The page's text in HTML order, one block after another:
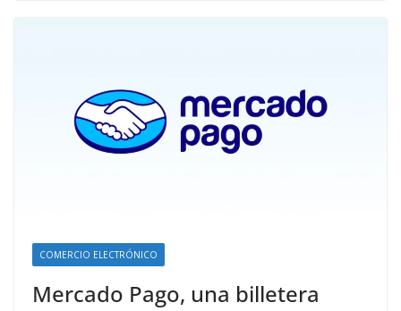
COMERCIO ELECTRÓNICO
Mercado Pago, una billetera